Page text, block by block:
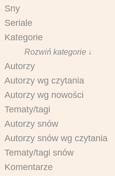
Sny
Seriale
Kategorie
Rozwiń kategorie ↓
Autorzy
Autorzy wg czytania
Autorzy wg nowości
Tematy/tagi
Autorzy snów
Autorzy snów wg czytania
Tematy/tagi snów
Komentarze